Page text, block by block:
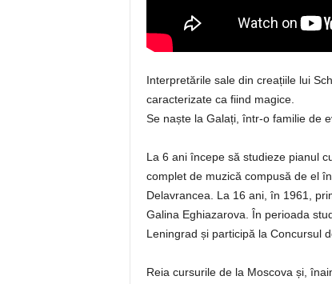
Interpretările sale din creațiile lui
caracterizate ca fiind magice.
Se naște la Galați, într-o familie de
La 6 ani începe să studieze pianul
complet de muzică compusă de el
Delavrancea. La 16 ani, în 1961,
Galina Eghiazarova. În perioada
Leningrad și participă la Concursul
Reia cursurile de la Moscova și,